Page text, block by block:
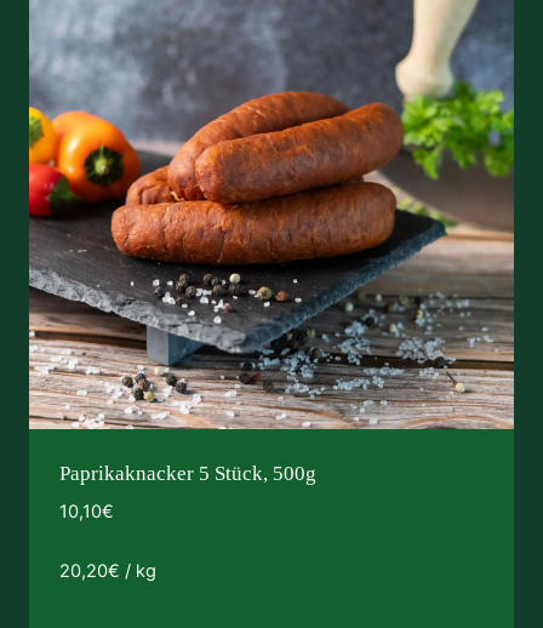
Paprikaknacker 5 Stück, 500g
10,10€
20,20€ / kg